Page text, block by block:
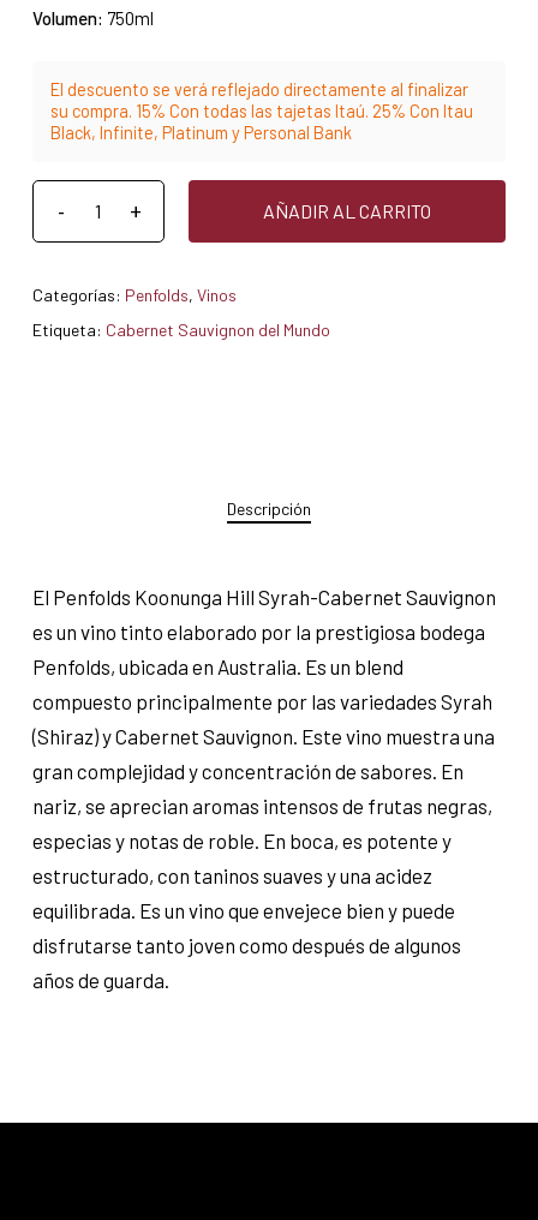
Volumen: 750ml
El descuento se verá reflejado directamente al finalizar
su compra. 15% Con todas las tajetas Itaú. 25% Con Itau
Black, Infinite, Platinum y Personal Bank
AÑADIR AL CARRITO
Categorías: Penfolds, Vinos
Etiqueta: Cabernet Sauvignon del Mundo
Descripción
El Penfolds Koonunga Hill Syrah-Cabernet Sauvignon
es un vino tinto elaborado por la prestigiosa bodega
Penfolds, ubicada en Australia. Es un blend
compuesto principalmente por las variedades Syrah
(Shiraz) y Cabernet Sauvignon. Este vino muestra una
gran complejidad y concentración de sabores. En
nariz, se aprecian aromas intensos de frutas negras,
especias y notas de roble. En boca, es potente y
estructurado, con taninos suaves y una acidez
equilibrada. Es un vino que envejece bien y puede
disfrutarse tanto joven como después de algunos
años de guarda.